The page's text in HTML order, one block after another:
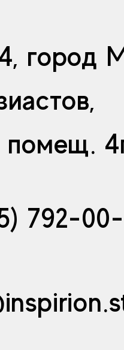
город
помещ.
792-